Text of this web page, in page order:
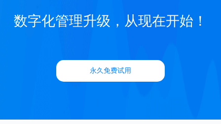
数字化管理升级，从现在开始！
永久免费试用